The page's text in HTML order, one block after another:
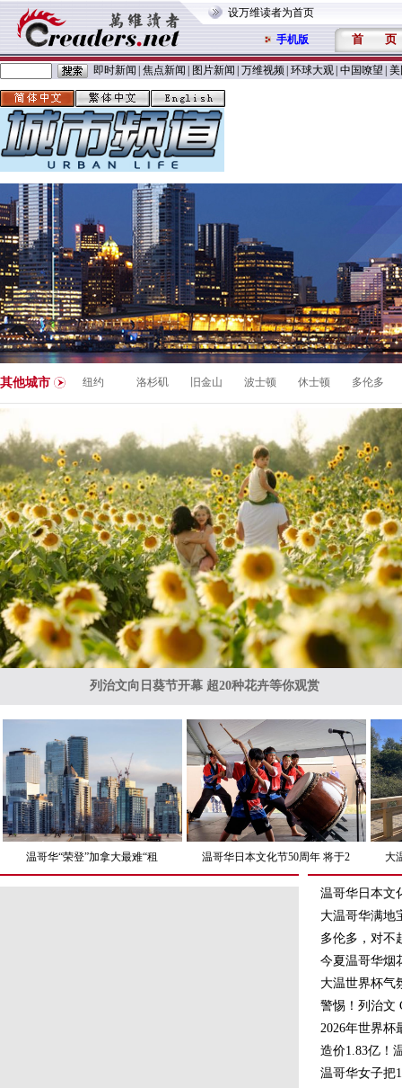
设万维读者为首页
手机版 首 页
即时新闻 焦点新闻 图片新闻 万维视频 环球大观 中国嘹望 美
其他城市 纽约 洛杉矶 旧金山 波士顿 休士顿 多伦多
列治文向日葵节开幕 超20种花卉等你观赏
温哥华“荣登”加拿大最难“租 温哥华日本文化节50周年 将于2 大
温哥华日本文
大温哥华满地
多伦多，对不
今夏温哥华烟
大温世界杯气
警惕！列治文
2026年世界杯
造价1.83亿！
温哥华女子把